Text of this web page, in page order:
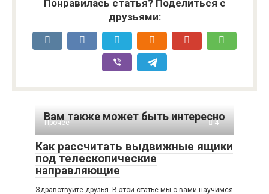
Понравилась статья? Поделиться с
друзьями:
Вам также может быть интересно
Прочее 4
Как рассчитать выдвижные ящики
под телескопические
направляющие
Здравствуйте друзья. В этой статье мы с вами научимся